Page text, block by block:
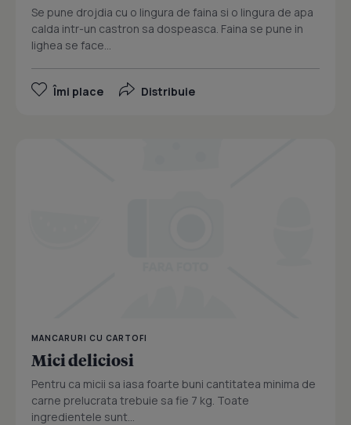
Se pune drojdia cu o lingura de faina si o lingura de apa
calda intr-un castron sa dospeasca. Faina se pune in
lighea se face...
Îmi place Distribuie
MANCARURI CU CARTOFI
Mici deliciosi
Pentru ca micii sa iasa foarte buni cantitatea minima de
carne prelucrata trebuie sa fie 7 kg. Toate
ingredientele sunt...